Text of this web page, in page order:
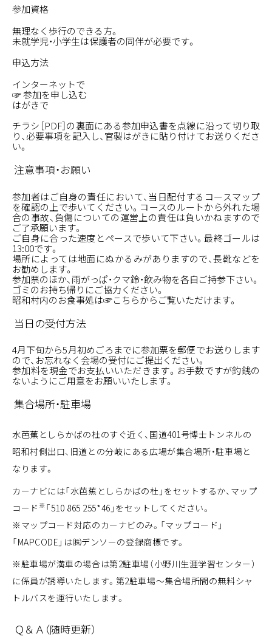
参加資格
無理なく歩行のできる方。
未就学児・小学生は保護者の同伴が必要です。
申込方法
インターネットで
☞ 参加を申し込む
はがきで
チラシ［PDF］の裏面にある参加申込書を点線に沿って切り取
り、必要事項を記入し、官製はがきに貼り付けてお送りくださ
い。
注意事項・お願い
参加者はご自身の責任において、当日配付するコースマップ
を確認の上で歩いてください。コースのルートから外れた場
合の事故、負傷についての運営上の責任は負いかねますので
ご了承願います。
ご自身に合った速度とペースで歩いて下さい。最終ゴールは
13:00です。
場所によっては地面にぬかるみがありますので、長靴などを
お勧めします。
参加票のほか、雨がっぱ・クマ鈴・飲み物を各自ご持参下さい。
ゴミのお持ち帰りにご協力ください。
昭和村内のお食事処は☞こちらからご覧いただけます。
当日の受付方法
4月下旬から5月初めごろまでに参加票を郵便でお送りします
ので、お忘れなく会場の受付にご提出ください。
参加料を現金でお支払いいただきます。お手数ですが釣銭の
ないようにご用意をお願いいたします。
集合場所・駐車場
水芭蕉としらかばの杜のすぐ近く、国道401号博士トンネルの
昭和村側出口、旧道との分岐にある広場が集合場所・駐車場と
なります。
カーナビには「水芭蕉としらかばの杜」をセットするか、マップ
コード ※ 「510 865 255*46」をセットしてください。
※マップコード対応のカーナビのみ。「マップコード」
「MAPCODE」は㈱デンソーの登録商標です。
※駐車場が満車の場合は第2駐車場（小野川生涯学習センター）
に係員が誘導いたします。第2駐車場～集合場所間の無料シャ
トルバスを運行いたします。
Ｑ＆Ａ（随時更新）